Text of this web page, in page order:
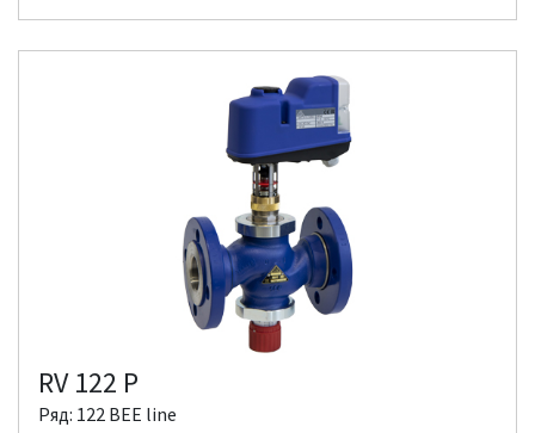
RV 122 P
Ряд: 122 BEE line